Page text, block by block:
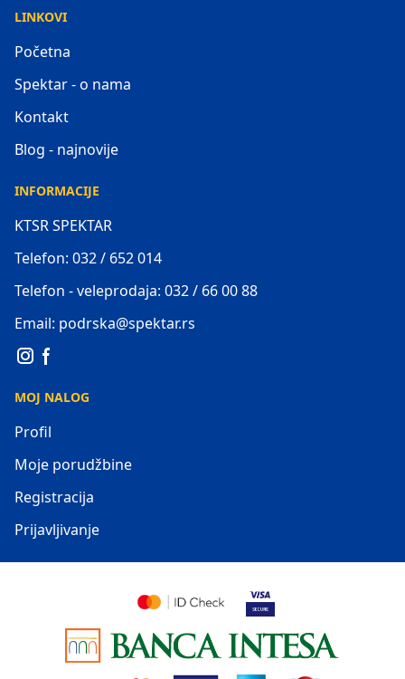
LINKOVI
Početna
Spektar - o nama
Kontakt
Blog - najnovije
INFORMACIJE
KTSR SPEKTAR
Telefon: 032 / 652 014
Telefon - veleprodaja: 032 / 66 00 88
Email: podrska@spektar.rs
MOJ NALOG
Profil
Moje porudžbine
Registracija
Prijavljivanje